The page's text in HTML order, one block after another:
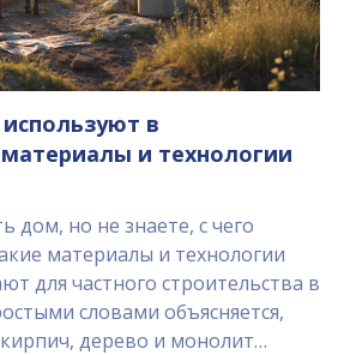
в
и технологии
дом, но не знаете, с чего
материалы и технологии
для частного строительства в
словами объясняется,
дерево и монолит